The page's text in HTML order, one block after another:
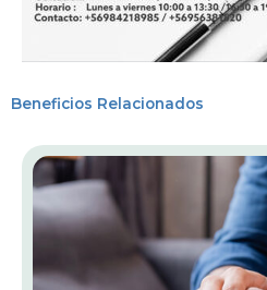
Beneficios Relacionados